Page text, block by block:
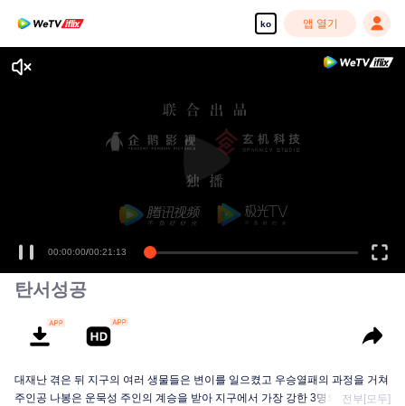
ko 앱 열기
00:00:00/00:21:13
탄서성공
대재난 겪은 뒤 지구의 여러 생물들은 변이를 일으켰고 우승열패의 과정을 거쳐
주인공 나봉은 운묵성 주인의 계승을 받아 지구에서 가장 강한 3명의 인간 중 한
전부[모두]